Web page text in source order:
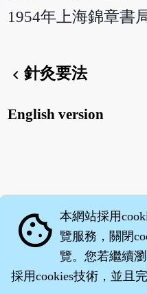
1954年上海錦章書
chevron_left針灸要法
English version
cookie 本網站採用
覽服務，關閉
覽。您若繼續
採用cookies技術，並且